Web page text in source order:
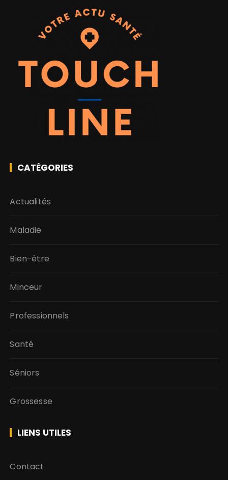
CATÉGORIES
Actualités
Maladie
Bien-être
Minceur
Professionnels
Santé
Séniors
Grossesse
LIENS UTILES
Contact